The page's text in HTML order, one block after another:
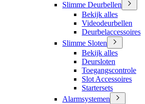
Slimme Deurbellen
Bekijk alles
Videodeurbellen
Deurbelaccessoires
Slimme Sloten
Bekijk alles
Deursloten
Toegangscontrole
Slot Accessoires
Startersets
Alarmsystemen